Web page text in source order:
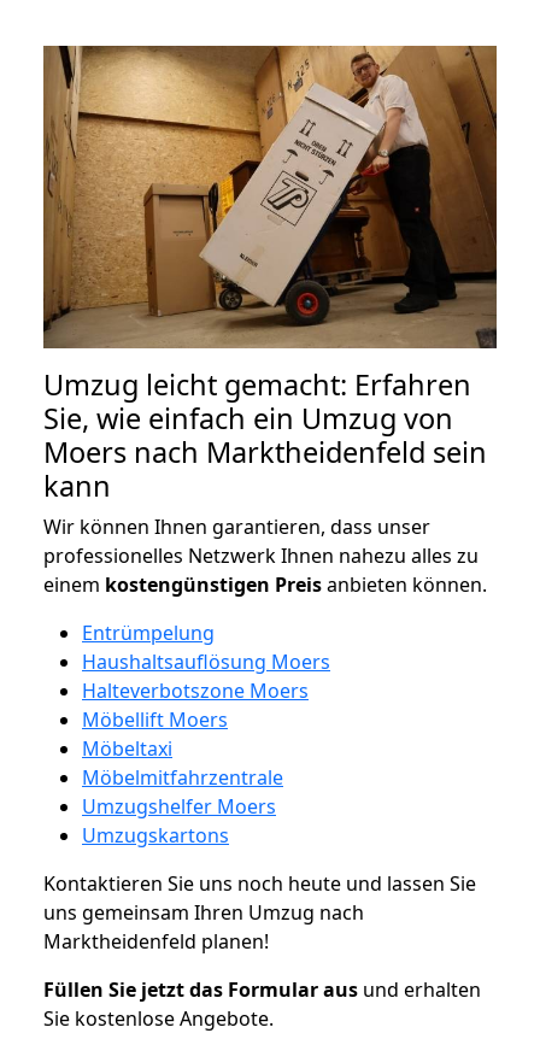
Umzug leicht gemacht: Erfahren
Sie, wie einfach ein Umzug von
Moers nach Marktheidenfeld sein
kann
Wir können Ihnen garantieren, dass unser
professionelles Netzwerk Ihnen nahezu alles zu
einem kostengünstigen Preisanbieten können.
Entrümpelung
Haushaltsauflösung Moers
Halteverbotszone Moers
Möbellift Moers
Möbeltaxi
Möbelmitfahrzentrale
Umzugshelfer Moers
Umzugskartons
Kontaktieren Sie uns noch heute und lassen Sie
uns gemeinsam Ihren Umzug nach
Marktheidenfeld planen!
Füllen Sie jetzt das Formular aus und erhalten
Sie kostenlose Angebote.